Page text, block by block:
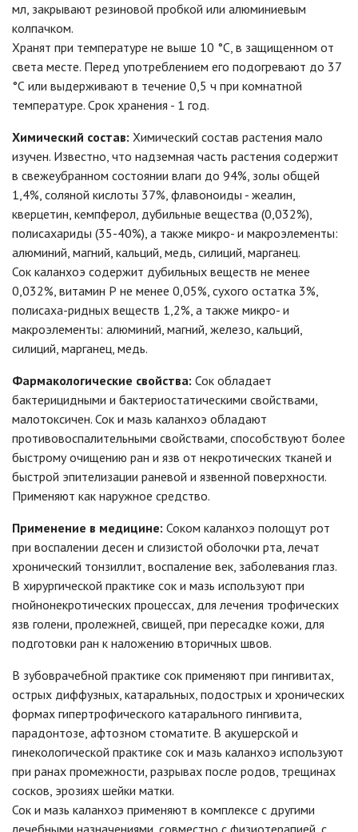
мл, закрывают резиновой пробкой или алюминиевым
колпачком.
Хранят при температуре не выше 10 °С, в защищенном от
света месте. Перед употреблением его подогревают до 37
°С или выдерживают в течение 0,5 ч при комнатной
температуре. Срок хранения - 1 год.
Химический состав: Химический состав растения мало
изучен. Известно, что надземная часть растения содержит
в свежеубранном состоянии влаги до 94%, золы общей
1,4%, соляной кислоты 37%, флавоноиды - жеалин,
кверцетин, кемпферол, дубильные вещества (0,032%),
полисахариды (35-40%), а также микро- и макроэлементы:
алюминий, магний, кальций, медь, силиций, марганец.
Сок каланхоэ содержит дубильных веществ не менее
0,032%, витамин Р не менее 0,05%, сухого остатка 3%,
полисаха-ридных веществ 1,2%, а также микро- и
макроэлементы: алюминий, магний, железо, кальций,
силиций, марганец, медь.
Фармакологические свойства: Сок обладает
бактерицидными и бактериостатическими свойствами,
малотоксичен. Сок и мазь каланхоэ обладают
противовоспалительными свойствами, способствуют более
быстрому очищению ран и язв от некротических тканей и
быстрой эпителизации раневой и язвенной поверхности.
Применяют как наружное средство.
Применение в медицине: Соком каланхоэ полощут рот
при воспалении десен и слизистой оболочки рта, лечат
хронический тонзиллит, воспаление век, заболевания глаз.
В хирургической практике сок и мазь используют при
гнойнонекротических процессах, для лечения трофических
язв голени, пролежней, свищей, при пересадке кожи, для
подготовки ран к наложению вторичных швов.
В зубоврачебной практике сок применяют при гингивитах,
острых диффузных, катаральных, подострых и хронических
формах гипертрофического катарального гингивита,
парадонтозе, афтозном стоматите. В акушерской и
гинекологической практике сок и мазь каланхоэ используют
при ранах промежности, разрывах после родов, трещинах
сосков, эрозиях шейки матки.
Сок и мазь каланхоэ применяют в комплексе с другими